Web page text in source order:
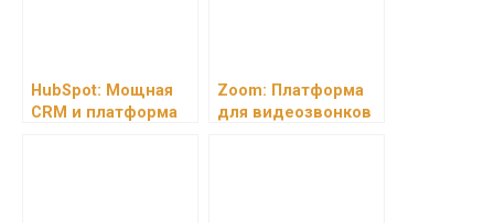
HubSpot: Мощная
CRM и платформа
Zoom: Платформа
для видеозвонков